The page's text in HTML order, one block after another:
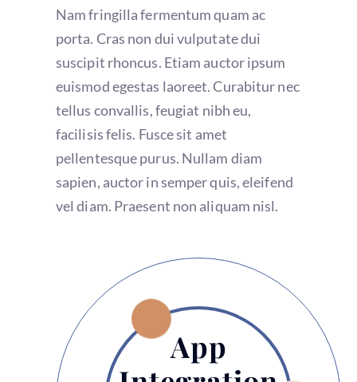
Nam fringilla fermentum quam ac
porta. Cras non dui vulputate dui
suscipit rhoncus. Etiam auctor ipsum
euismod egestas laoreet. Curabitur nec
tellus convallis, feugiat nibh eu,
facilisis felis. Fusce sit amet
pellentesque purus. Nullam diam
sapien, auctor in semper quis, eleifend
vel diam. Praesent non aliquam nisl.
App